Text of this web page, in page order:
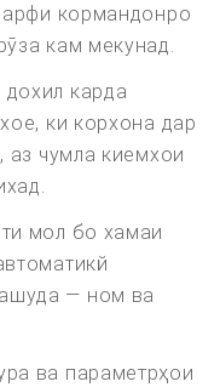
кормандонро
кам мекунад.
карда
ки корхона дар
аз чумла киемхои
мол бо хамаи
— ном ва
ва параметрҳои